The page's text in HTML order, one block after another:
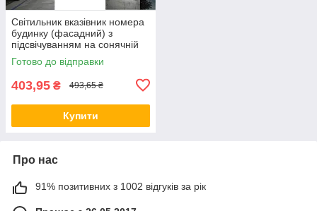
Світильник вказівник номера
будинку (фасадний) з
підсвічуванням на сонячній
батареї SIlver + цифри
Готово до відправки
403,95 ₴ 493,65 ₴
Купити
Про нас
91% позитивних з 1002 відгуків за рік